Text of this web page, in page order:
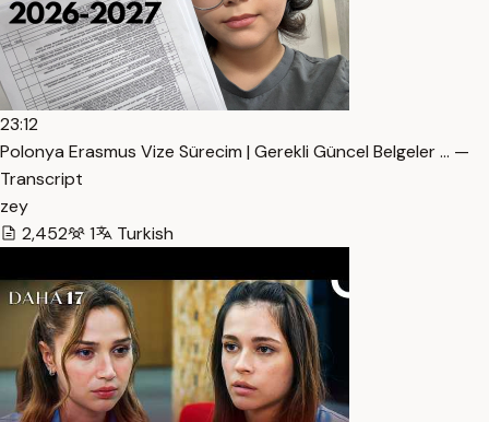
23:12
Polonya Erasmus Vize Sürecim | Gerekli Güncel Belgeler … —
Transcript
zey
2,452
1 Turkish